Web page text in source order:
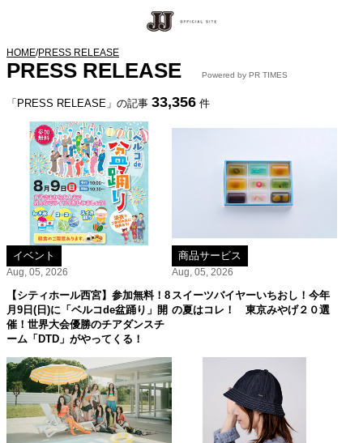
HOME/PRESS RELEASE
PRESS RELEASE Powered by PR TIMES
「PRESS RELEASE」の記事 33,356 件
イベント
Aug, 05, 2026
【シティホール西宮】参加無料！8
月9日(日)に「ベルコde盆踊り」開
催！世界大会優勝のチアダンスチ
ーム「DTD」がやってくる！
商品サービス
Aug, 05, 2026
スイーツバイヤーいちおし！今年
の夏はコレ！ 東京みやげ２０選